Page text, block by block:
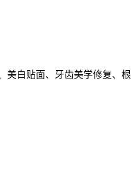
白贴面、牙齿美学修复、根